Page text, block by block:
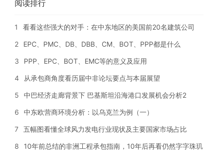
阅读排行
1 看看这些强大的对手：在中东地区的美国前20名建筑公司
2 EPC、PMC、DB、DBB、CM、BOT、PPP都是什么
3 PPP、EPC、BOT、EMC等的意义及应用
4 从承包商角度看历届中非论坛要点与本届展望
5 中巴经济走廊背景下 巴基斯坦沿海港口发展机会分析2
6 中东欧营商环境分析：以乌克兰为例（一）
7 五幅图看懂全球风力发电行业现状及主要国家市场占比
8 10年前总结的非洲工程承包指南，10年后再看仍然字字珠玑